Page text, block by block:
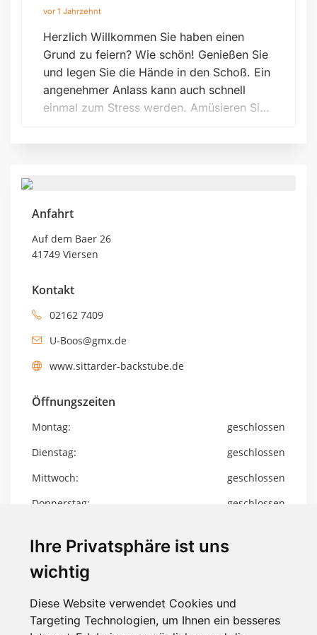
Ihre Privatsphäre ist uns
wichtig
Diese Website verwendet Cookies und
Targeting Technologien, um Ihnen ein besseres
vor 1 Jahrzehnt
Herzlich Willkommen Sie haben einen
Grund zu feiern? Wie schön! Genießen Sie
und legen Sie die Hände in den Schoß. Ein
angenehmer Anlass kann auch schnell
einmal zum Stress werden. Amüsieren Sie
Anfahrt
Auf dem Baer 26
41749 Viersen
Kontakt
02162 7409
U-Boos@gmx.de
www.sittarder-backstube.de
Öffnungszeiten
Montag:
geschlossen
Dienstag:
geschlossen
Mittwoch:
geschlossen
Donnerstag:
geschlossen
Samstag:
geschlossen
Sonntag:
im Landlädchen Gütges